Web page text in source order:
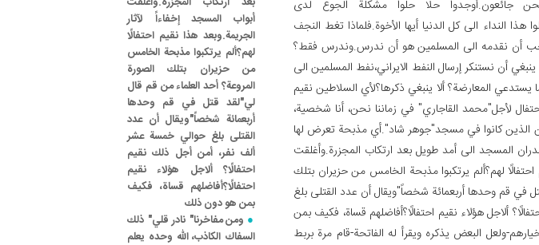
جائعون.أوجدوا حلًا حلوا مشكلة الجوع لدى
هذا النداء الى كل الدنيا أيها الأخوة.فلماذا تغط النجف
أن نقدمه الى المسلمين هو أن ندرس.وندرس فقط؟
أن نستنكر إرسال النفط الايراني،نفط المسلمين الى
المعارضة؟ ألا ينبغي ذكرها؟لأي السلاطين نقيم
لأجل"محمد القاجاري" في زماننا نحن، أنا شخصية،
الذين كانوا في مسجد"جوهر شاد".أي مذبحة تعرض لها
المسجد الى أمد طويل بعد ارتكاب المجزرة.وأغلقت
احتفالًا لهم؟ألم يرتكبوا مذبحة الخامس من حزيران بتلك
في قم وحدها أربعمائة شخصاً"ويقال أن عدد القتلى بلغ
ألاجل هؤلاء نقيم احتفالًا؟أفاضلهم قساة، فكيف بمن
ولعل البعض يذكره ويقرأ له الفاتحة-قام مرة بربط
أبواب المسجد إخفاءاً لآثار
الجريمة.وبعد هذا نقيم احتفالًا
لهم؟ألم يرتكبوا مذبحة الخامس
من حزيران بتلك الصورة
المروعة؟ أحد العلماء من قم قال
لي"لقد قتل في قم وحدها
أربعمائة شخصاً"ويقال أن عدد
القتلى بلغ حوالي خمسة عشر
ألف نفر، أمن أجل ذلك نقيم
احتفالًا؟ ألاجل هؤلاء نقيم
احتفالًا؟أفاضلهم قساة، فكيف
بمن هو دون ذلك
ومن مفاخرنا" نادر قلي" ذلك
السفاك الكاذب، الله وحده يعلم